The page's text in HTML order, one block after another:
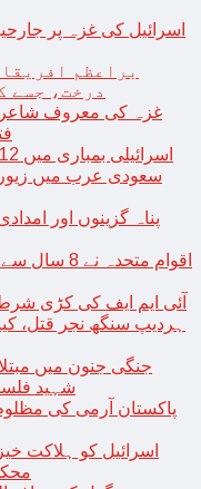
براعظم
درخت، جسے
غزہ کی معروف شاعرہ
اسرائیلی بمباری میں 12 سالہ فلسطینی یوٹیوبر بھی شہید
سعودی عرب میں
پناہ گزینوں اور
اقوام
آئی ایم ایف کی کڑی
ہردیپ سنگھ نجر قتل،
جنگی جنون میں
شہید
پاکستان آرمی کی
اسرائیل کو ہلاکت